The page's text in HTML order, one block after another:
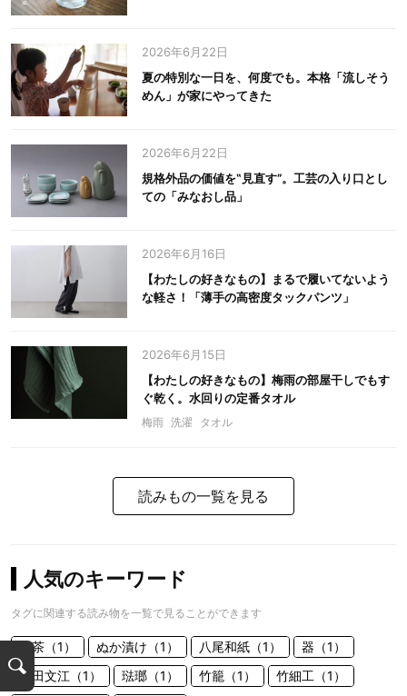
2026年6月22日
夏の特別な一日を、何度でも。本格「流しそう
めん」が家にやってきた
2026年6月22日
規格外品の価値を‟見直す”。工芸の入り口とし
ての「みなおし品」
2026年6月16日
【わたしの好きなもの】まるで履いてないよう
な軽さ！「薄手の高密度タックパンツ」
2026年6月15日
【わたしの好きなもの】梅雨の部屋干しでもす
ぐ乾く。水回りの定番タオル
梅雨 洗濯 タオル
読みもの一覧を見る
人気のキーワード
タグに関連する読み物を一覧で見ることができます
お茶（1） ぬか漬け（1） 八尾和紙（1）
器（1）
柴田文江（1）
琺瑯（1） 竹籠（1） 竹細工（1）
検